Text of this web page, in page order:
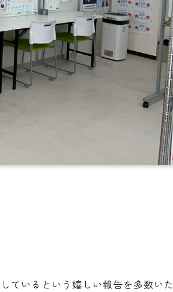
ているという嬉しい報告を多数いた